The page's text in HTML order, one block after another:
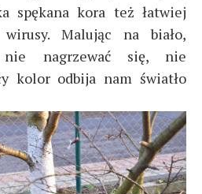
spękana kora też łatwiej
Malując na biało,
nie nagrzewać się, nie
kolor odbija nam światło